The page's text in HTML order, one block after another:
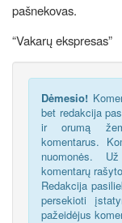
pašnekovas.
“Vakarų ekspresas”
Dėmesio!
bet redakcija
ir orumą
komentarus.
nuomonės.
komentarų
Redakcija
persekioti
pažeidėjus